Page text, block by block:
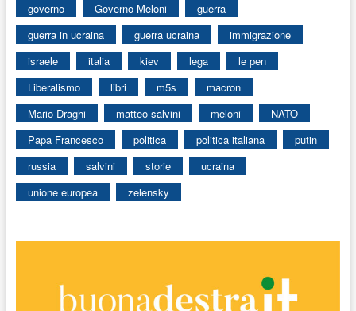
governo
Governo Meloni
guerra
guerra in ucraina
guerra ucraina
immigrazione
israele
italia kiev lega
le pen
Liberalismo
libri m5s
macron
Mario Draghi
matteo salvini meloni
NATO
Papa Francesco
politica politica italiana
putin
russia
salvini storie
ucraina
unione europea
zelensky